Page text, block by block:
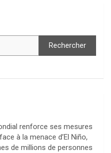
Rechercher
renforce ses mesures
à la menace d’El Niño,
de millions de personnes